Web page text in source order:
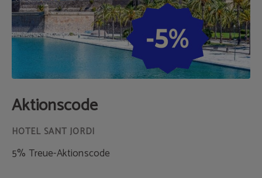
Aktionscode
5% Treue-Aktionscode